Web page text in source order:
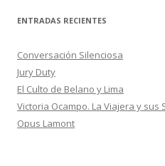
c
r
:
ENTRADAS RECIENTES
Conversación Silenciosa
Jury Duty
El Culto de Belano y Lima
Victoria Ocampo. La Viajera y sus
Opus Lamont